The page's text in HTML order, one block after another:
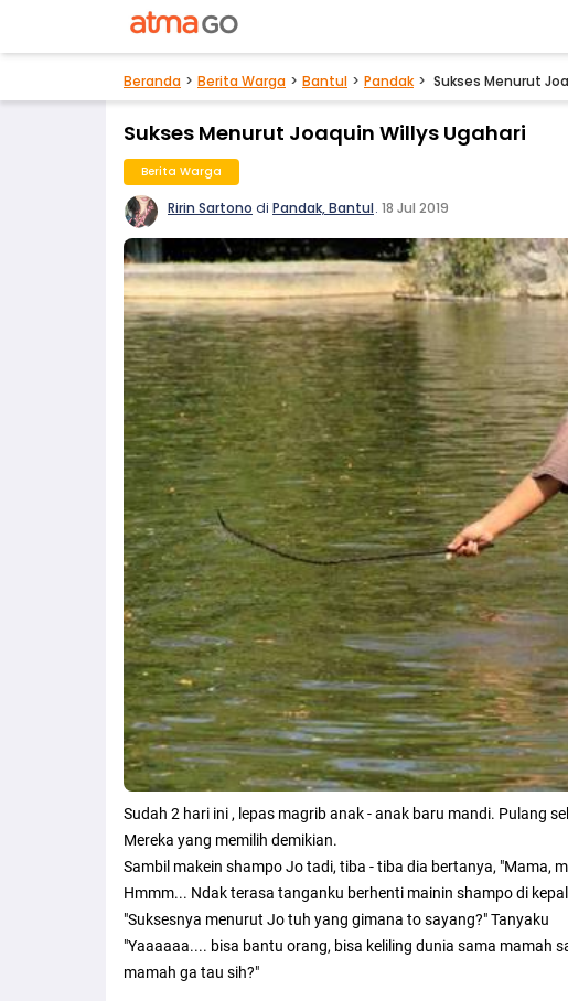
Beranda Berita Warga Bantul Pandak Sukses Menurut
Sukses Menurut Joaquin Willys Ugahari
Berita Warga
Ririn Sartono di Pandak, Bantul. 18 Jul 2019
Sudah 2 hari ini , lepas magrib anak - anak baru mandi. Pulang
Mereka yang memilih demikian.
Sambil makein shampo Jo tadi, tiba - tiba dia bertanya, "Mama,
Hmmm... Ndak terasa tanganku berhenti mainin shampo di
"Suksesnya menurut Jo tuh yang gimana to sayang?" Tanyaku
"Yaaaaaa.... bisa bantu orang, bisa keliling dunia sama mamah
mamah ga tau sih?"